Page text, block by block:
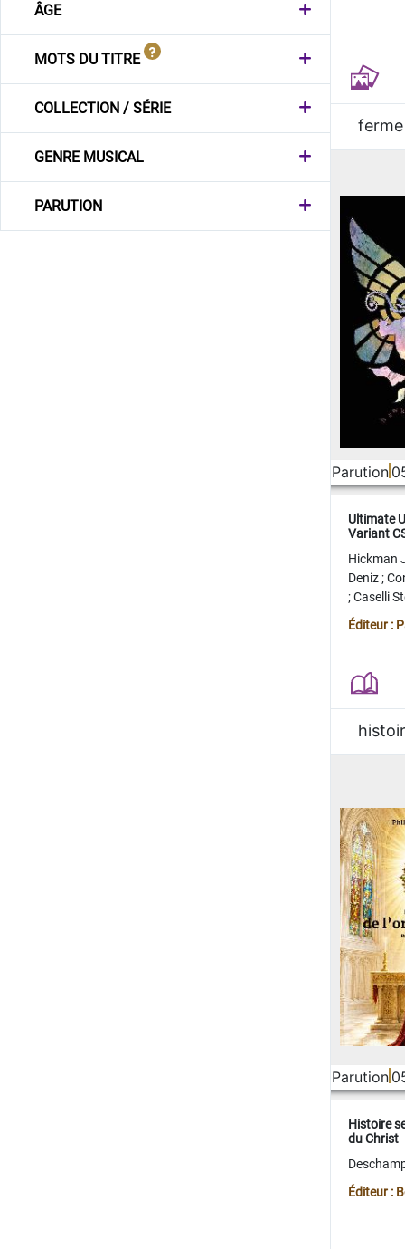
ÂGE
MOTS DU TITRE
COLLECTION / SÉRIE
GENRE MUSICAL
PARUTION
ferme
Parution
Ultimate
Variant
Hickman
Deniz;
;Caselli
Juan
Éditeur :
Parution
Histoire
du Christ
Éditeur :